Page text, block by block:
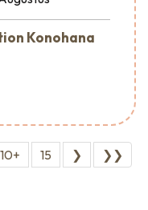
Konohana
10+ 15 ❯ ❯❯